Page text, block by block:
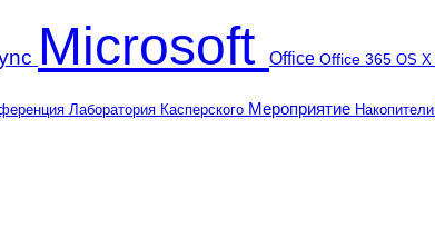
Microsoft Office Office 365 OS X
Лаборатория Касперского Мероприятие Накопители